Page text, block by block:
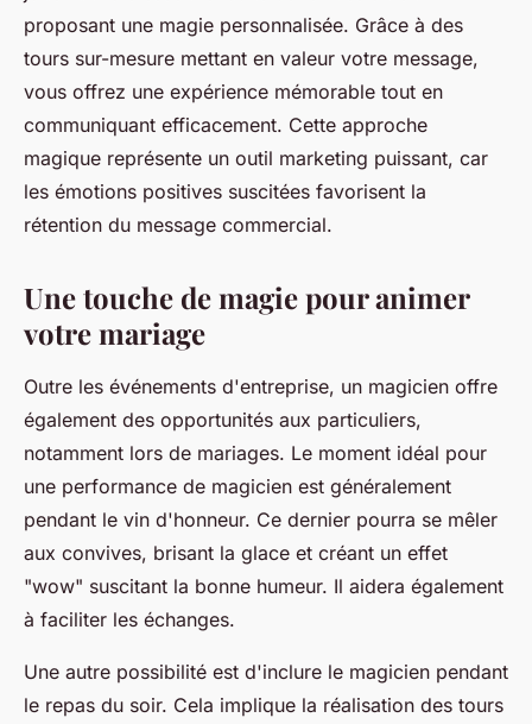
proposant une magie personnalisée. Grâce à des
tours sur-mesure mettant en valeur votre message,
vous offrez une expérience mémorable tout en
communiquant efficacement. Cette approche
magique représente un outil marketing puissant, car
les émotions positives suscitées favorisent la
rétention du message commercial.
Une touche de magie pour animer
votre mariage
Outre les événements d'entreprise, un magicien offre
également des opportunités aux particuliers,
notamment lors de mariages. Le moment idéal pour
une performance de magicien est généralement
pendant le vin d'honneur. Ce dernier pourra se mêler
aux convives, brisant la glace et créant un effet
"wow" suscitant la bonne humeur. Il aidera également
à faciliter les échanges.
Une autre possibilité est d'inclure le magicien pendant
le repas du soir. Cela implique la réalisation des tours